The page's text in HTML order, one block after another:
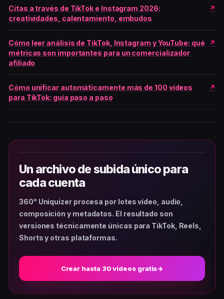
Citas a través de TikTok e Instagram 2026:
creatividades, calentamiento, embudos
Cómo leer análisis de TikTok, Instagram y YouTube: qué
métricas son importantes para un comercializador
afiliado
Cómo unificar automáticamente más de 100 vídeos
para TikTok: guía paso a paso
Un archivo de subida único para
cada cuenta
360° Uniquizer procesa por lotes vídeo, audio,
composición y metadatos. El resultado son
versiones técnicamente únicas para TikTok, Reels,
Shorts y otras plataformas.
Crear hasta 30 vídeos gratis→